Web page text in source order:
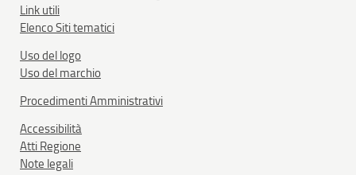
Link utili
Elenco Siti tematici
Uso del logo
Uso del marchio
Procedimenti Amministrativi
Accessibilità
Atti Regione
Note legali